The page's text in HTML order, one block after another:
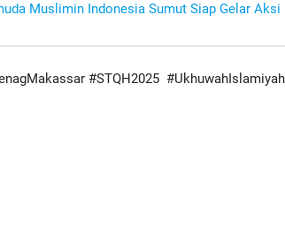
Muslimin Indonesia Sumut Siap Gelar Aksi
#STQH2025 #UkhuwahIslamiyah